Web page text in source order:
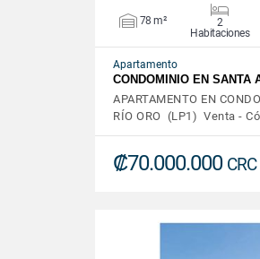
78 m²
2
Habitaciones
Apartamento
CONDOMINIO EN SANTA
APARTAMENTO EN
RÍO ORO (LP1) Venta -
₡70.000.000 CRC